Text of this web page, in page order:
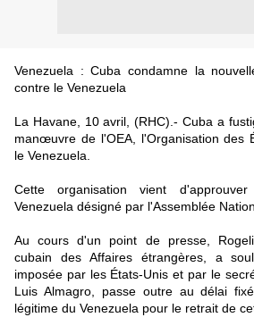
Venezuela : Cuba condamne la
contre le Venezuela
La Havane, 10 avril, (RHC).- Cuba a
manœuvre de l'OEA, l'Organisation des
le Venezuela.
Cette organisation vient
Venezuela désigné par l'Assemblée
Au cours d'un point de presse,
cubain des Affaires étrangères, a
imposée par les États-Unis et par le
Luis Almagro, passe outre au délai
légitime du Venezuela pour le retrait de